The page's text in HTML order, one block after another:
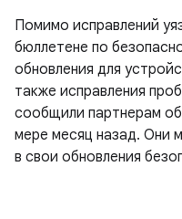
Помимо исправлений
бюллетене по
обновления для
также исправления
сообщили партнерам
мере месяц назад. Они
в свои обновления